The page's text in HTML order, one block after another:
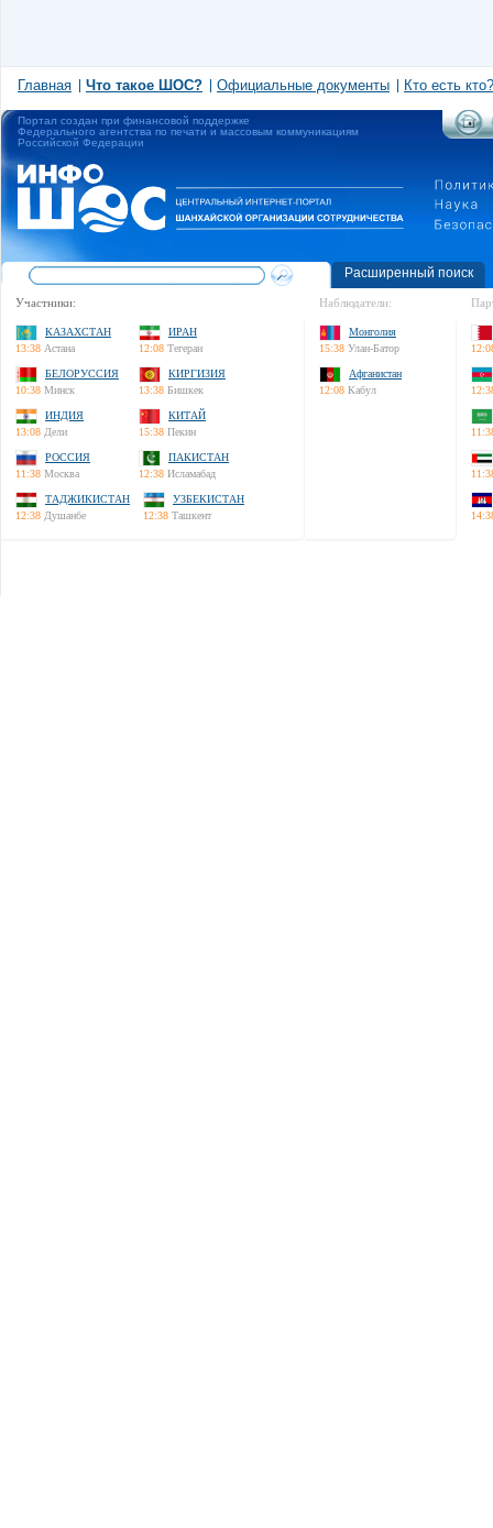
Главная Что такое ШОС? Официальные документы Кто есть кто?
Портал создан при финансовой поддержке
Федерального агентства по печати и массовым коммуникациям
Российской Федерации
Расширенный поиск
Участники:
КАЗАХСТАН
13:38 Астана
ИРАН
12:08 Тегеран
БЕЛОРУССИЯ
10:38 Минск
КИРГИЗИЯ
13:38 Бишкек
ИНДИЯ
13:08 Дели
КИТАЙ
15:38 Пекин
РОССИЯ
11:38 Москва
ПАКИСТАН
12:38 Исламабад
ТАДЖИКИСТАН
12:38 Душанбе
УЗБЕКИСТАН
12:38 Ташкент
Наблюдатели:
Монголия
15:38 Улан-Батор
Афганистан
12:08 Кабул